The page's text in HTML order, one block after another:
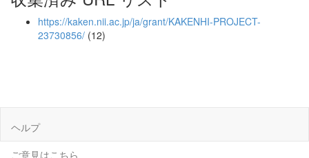
https://kaken.nii.ac.jp/ja/grant/KAKENHI-PROJECT-
23730856/ (12)
ヘルプ
ご意見はこちら